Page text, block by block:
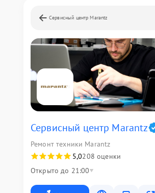
Сервисный центр Marantz
Сервисный центр Marantz
Ремонт техники Marantz
5,0208 оценки
Открыто до 21:00